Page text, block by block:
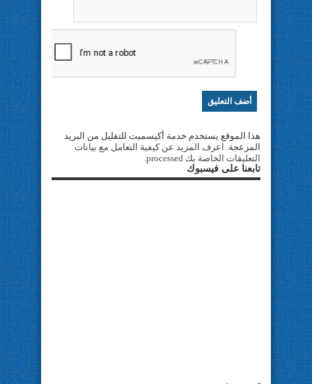
هذا الموقع يستخدم خدمة أكيسميت للتقليل من البريد
المزعجة. اعرف المزيد عن كيفية التعامل مع بيانات
التعليقات الخاصة بك processed
.
تابعنا على فيسبوك